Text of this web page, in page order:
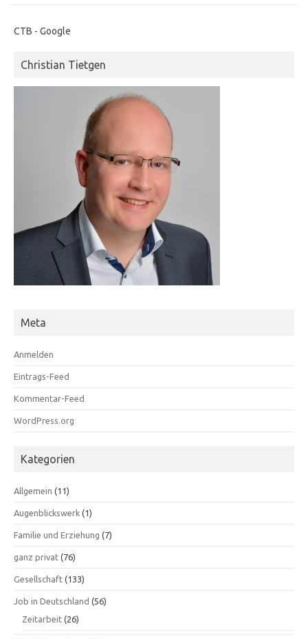
CTB - Google
Christian Tietgen
Meta
Anmelden
Eintrags-Feed
Kommentar-Feed
WordPress.org
Kategorien
Allgemein (11)
Augenblickswerk (1)
Familie und Erziehung (7)
ganz privat (76)
Gesellschaft (133)
Job in Deutschland (56)
Zeitarbeit (26)